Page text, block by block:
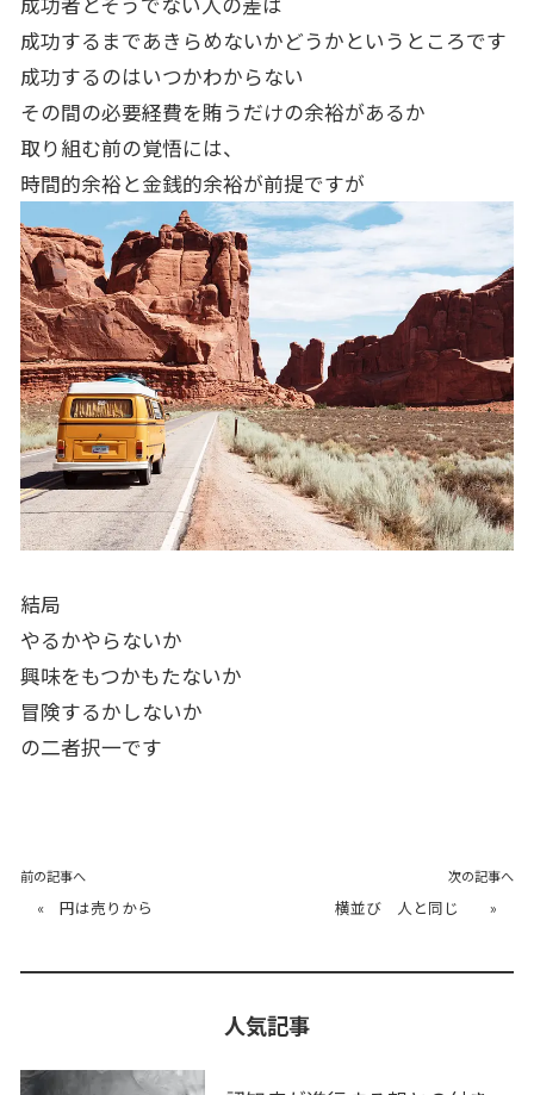
成功するまであきらめないかどうかというところです
成功するのはいつかわからない
その間の必要経費を賄うだけの余裕があるか
取り組む前の覚悟には、
時間的余裕と金銭的余裕が前提ですが
結局
やるかやらないか
興味をもつかもたないか
冒険するかしないか
の二者択一です
前の記事へ
« 円は売りから
次の記事へ
横並び 人と同じ »
人気記事